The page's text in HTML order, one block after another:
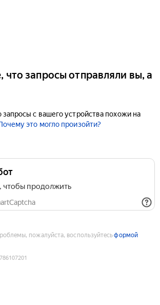
что запросы отправляли вы, а
с вашего устройства похожи на
это могло произойти?
продолжить
пожалуйста, воспользуйтесьформой